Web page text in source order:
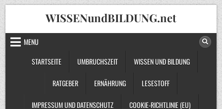
Skip
to
content
WISSENundBILDUNG.net
MENU
STARTSEITE
UMBRUCHSZEIT WISSEN UND BILDUNG
RATGEBER ERNÄHRUNG LESESTOFF
IMPRESSUM UND DATENSCHUTZ COOKIE-RICHTLINIE (EU)